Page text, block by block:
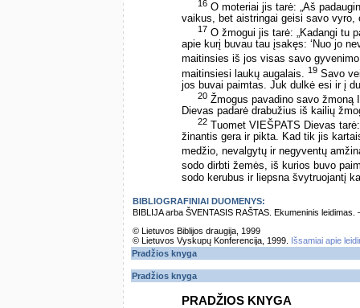
16 O moteriai jis tarė: „Aš
vaikus, bet aistringai geisi savo vyro,
17 O žmogui jis tarė: „Kadangi tu
apie kurį buvau tau įsakęs: ‘Nuo jo
maitinsies iš jos visas savo
maitinsiesi laukų augalais.
19 Savo
jos buvai paimtas. Juk dulkė esi ir į
20 Žmogus pavadino savo
Dievas padarė drabužius iš kailių
22 Tuomet VIEŠPATS Dievas
žinantis gera ir pikta. Kad tik jis
medžio, nevalgytų ir negyventų
sodo dirbti žemės, iš kurios buvo
sodo kerubus ir liepsna švytruojantį
BIBLIOGRAFINIAI DUOMENYS:
BIBLIJA arba ŠVENTASIS RAŠTAS. Ekumeninis
© Lietuvos Biblijos draugija, 1999
© Lietuvos Vyskupų Konferencija, 1999.
Išsamiai apie
Pradžios knyga
Pradžios knyga
PRADŽIOS KNYGA